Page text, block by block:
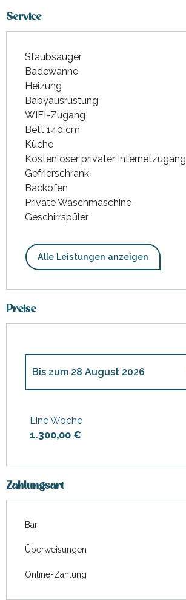
Service
Staubsauger
Badewanne
Heizung
Babyausrüstung
WIFI-Zugang
Bett 140 cm
Küche
Kostenloser privater Internetzugang
Gefrierschrank
Backofen
Private Waschmaschine
Geschirrspüler
Alle Leistungen anzeigen
Preise
ab3 Januar 2026
9 Mai 2026
ab17 Mai 2026
Bis zum 28 August 2026
Eine Woche
1.300,00 €
Zahlungsart
Bar
Überweisungen
Online-Zahlung